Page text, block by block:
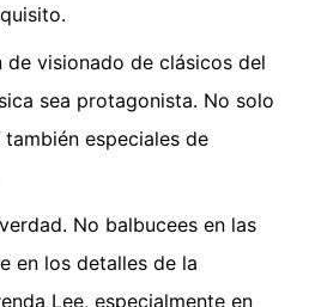
de visionado de clásicos del
sea protagonista. No solo
también especiales de
No balbucees en las
en los detalles de la
Lee, especialmente en